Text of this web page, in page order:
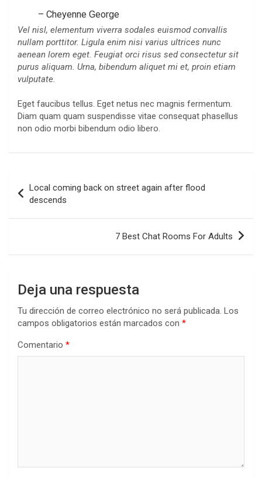
– Cheyenne George
Vel nisl, elementum viverra sodales euismod convallis
nullam porttitor. Ligula enim nisi varius ultrices nunc
aenean lorem eget. Feugiat orci risus sed consectetur sit
purus aliquam. Urna, bibendum aliquet mi et, proin etiam
vulputate.
Eget faucibus tellus. Eget netus nec magnis fermentum.
Diam quam quam suspendisse vitae consequat phasellus
non odio morbi bibendum odio libero.
de
entradas
Local coming back on street again after flood
descends
7 Best Chat Rooms For Adults
Deja una respuesta
Tu dirección de correo electrónico no será publicada. Los
campos obligatorios están marcados con *
Comentario *